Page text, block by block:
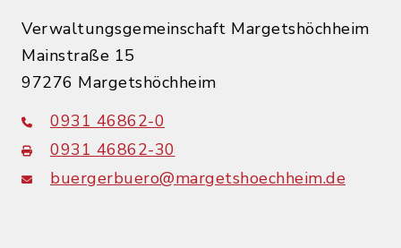
Verwaltungsgemeinschaft Margetshöchheim
Mainstraße 15
97276 Margetshöchheim
0931 46862-0
0931 46862-30
buergerbuero@margetshoechheim.de